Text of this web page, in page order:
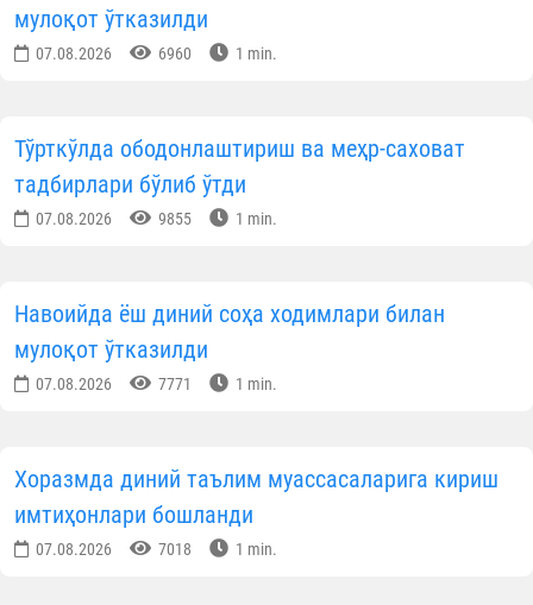
мулоқот ўтказилди
07.08.2026 6960 1 min.
Тўрткўлда ободонлаштириш ва меҳр-саховат
тадбирлари бўлиб ўтди
07.08.2026 9855 1 min.
Навоийда ёш диний соҳа ходимлари билан
мулоқот ўтказилди
07.08.2026 7771 1 min.
Хоразмда диний таълим муассасаларига кириш
имтиҳонлари бошланди
07.08.2026 7018 1 min.